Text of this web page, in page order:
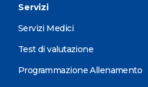
Servizi
Servizi Medici
Test di valutazione
Programmazione Allenamento